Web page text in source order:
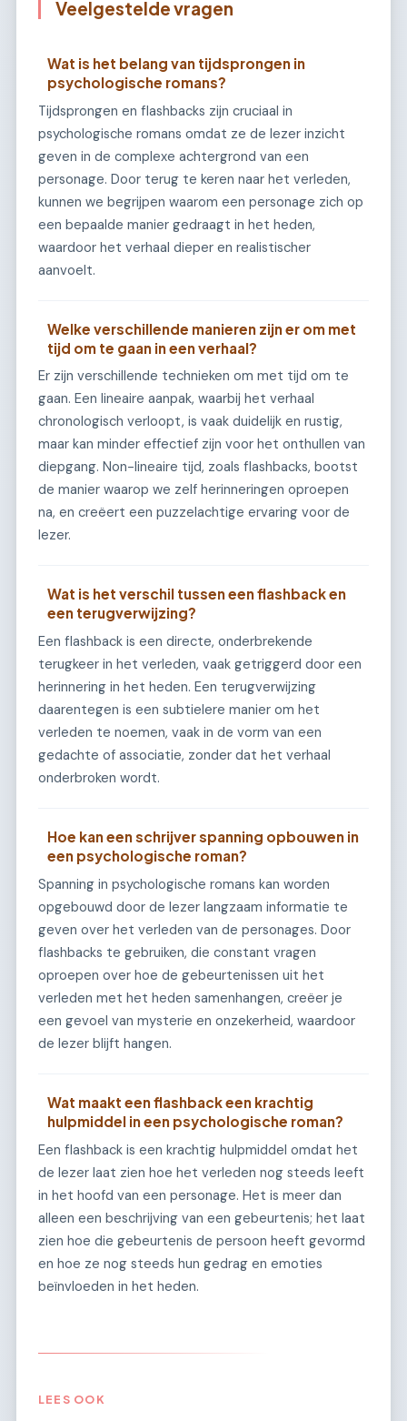
Veelgestelde vragen
Wat is het belang van tijdsprongen in
psychologische romans?
Tijdsprongen en flashbacks zijn cruciaal in
psychologische romans omdat ze de lezer inzicht
geven in de complexe achtergrond van een
personage. Door terug te keren naar het verleden,
kunnen we begrijpen waarom een personage zich op
een bepaalde manier gedraagt in het heden,
waardoor het verhaal dieper en realistischer
aanvoelt.
Welke verschillende manieren zijn er om met
tijd om te gaan in een verhaal?
Er zijn verschillende technieken om met tijd om te
gaan. Een lineaire aanpak, waarbij het verhaal
chronologisch verloopt, is vaak duidelijk en rustig,
maar kan minder effectief zijn voor het onthullen van
diepgang. Non-lineaire tijd, zoals flashbacks, bootst
de manier waarop we zelf herinneringen oproepen
na, en creëert een puzzelachtige ervaring voor de
lezer.
Wat is het verschil tussen een flashback en
een terugverwijzing?
Een flashback is een directe, onderbrekende
terugkeer in het verleden, vaak getriggerd door een
herinnering in het heden. Een terugverwijzing
daarentegen is een subtielere manier om het
verleden te noemen, vaak in de vorm van een
gedachte of associatie, zonder dat het verhaal
onderbroken wordt.
Hoe kan een schrijver spanning opbouwen in
een psychologische roman?
Spanning in psychologische romans kan worden
opgebouwd door de lezer langzaam informatie te
geven over het verleden van de personages. Door
flashbacks te gebruiken, die constant vragen
oproepen over hoe de gebeurtenissen uit het
verleden met het heden samenhangen, creëer je
een gevoel van mysterie en onzekerheid, waardoor
de lezer blijft hangen.
Wat maakt een flashback een krachtig
hulpmiddel in een psychologische roman?
Een flashback is een krachtig hulpmiddel omdat het
de lezer laat zien hoe het verleden nog steeds leeft
in het hoofd van een personage. Het is meer dan
alleen een beschrijving van een gebeurtenis; het laat
zien hoe die gebeurtenis de persoon heeft gevormd
en hoe ze nog steeds hun gedrag en emoties
beïnvloeden in het heden.
LEES OOK